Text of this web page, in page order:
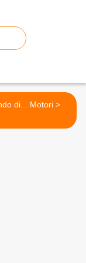
Cantando di... Motori >